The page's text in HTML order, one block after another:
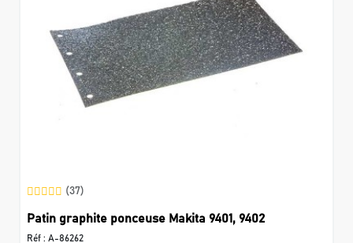
(37)
Patin graphite ponceuse Makita 9401, 9402
Réf : A-86262